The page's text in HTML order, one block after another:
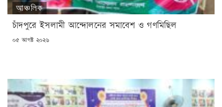
আঞ্চলিক
চাঁদপুরে ইসলামী আন্দোলনের সমাবেশ ও গণমিছিল
POSTED
০৫ আগষ্ট ২০২৬